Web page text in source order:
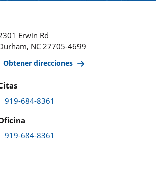
Erwin Rd
, NC 27705-4699
Obtener direcciones
919-684-8361
919-684-8361